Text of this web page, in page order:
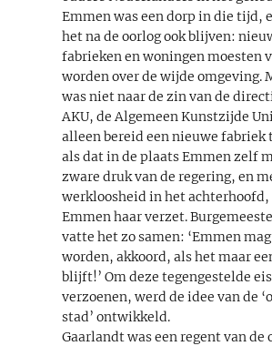
Emmen was een dorp in die tijd,
het na de oorlog ook blijven:
fabrieken en woningen moesten
worden over de wijde omgeving.
was niet naar de zin van de
AKU, de Algemeen Kunstzijde
alleen bereid een nieuwe fabriek
als dat in de plaats Emmen zelf
zware druk van de regering, en
werkloosheid in het achterhoofd,
Emmen haar verzet.
vatte het zo samen: ‘Emmen
worden, akkoord, als het maar
blijft!’ Om deze tegengestelde
verzoenen, werd de idee van de
stad’ ontwikkeld.
Gaarlandt was een regent van de